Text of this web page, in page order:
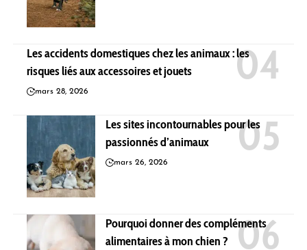
Les accidents domestiques chez les animaux : les
risques liés aux accessoires et jouets
mars 28, 2026
Les sites incontournables pour les
passionnés d’animaux
mars 26, 2026
Pourquoi donner des compléments
alimentaires à mon chien ?